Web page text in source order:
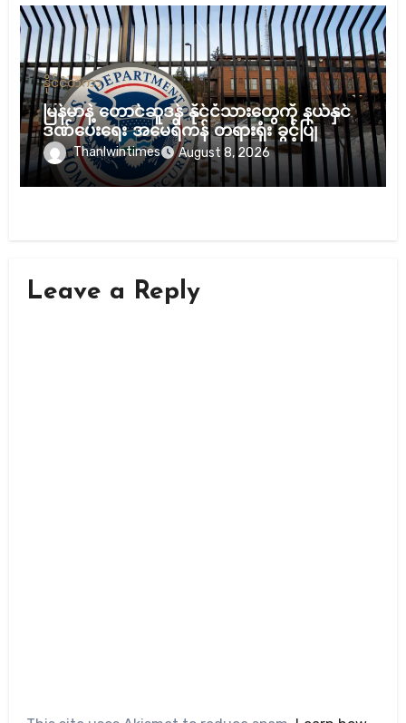
နိုင်ငံတကာ
မြန်မာနဲ့ တောင်ဆူဒန် နိုင်ငံသားတွေကို နယ်နှင်
ဒဏ်ပေးရေး အမေရိကန် တရားရုံး ခွင့်ပြု
Thanlwintimes August 8, 2026
Leave a Reply